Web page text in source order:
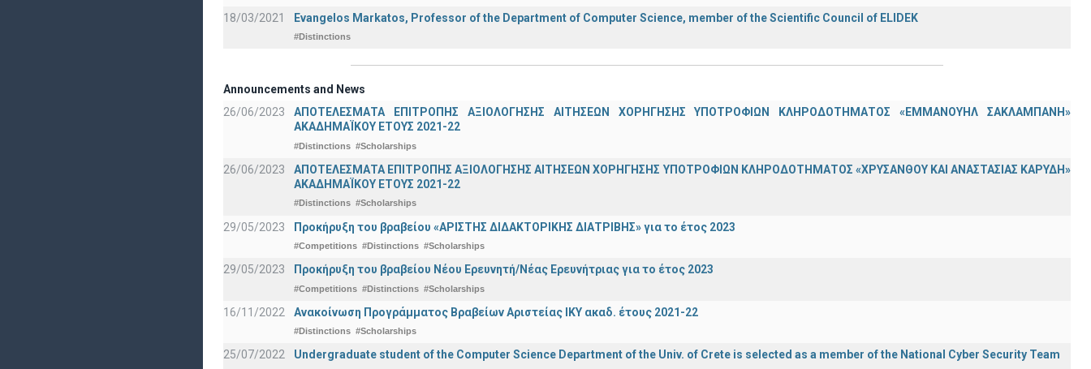
18/03/2021 Evangelos Markatos, Professor of the Department of Computer Science, member of the Scientific Council of ELIDEK
#Distinctions
Announcements and News
26/06/2023
ΑΠΟΤΕΛΕΣΜΑΤΑ ΕΠΙΤΡΟΠΗΣ ΑΞΙΟΛΟΓΗΣΗΣ ΑΙΤΗΣΕΩΝ ΧΟΡΗΓΗΣΗΣ ΥΠΟΤΡΟΦΙΩΝ ΚΛΗΡΟΔΟΤΗΜΑΤΟΣ «ΕΜΜΑΝΟΥΗΛ ΣΑΚΛΑΜΠΑΝΗ»
ΑΚΑΔΗΜΑΪΚΟΥ ΕΤΟΥΣ 2021-22
#Distinctions #Scholarships
26/06/2023
ΑΠΟΤΕΛΕΣΜΑΤΑ ΕΠΙΤΡΟΠΗΣ ΑΞΙΟΛΟΓΗΣΗΣ ΑΙΤΗΣΕΩΝ ΧΟΡΗΓΗΣΗΣ ΥΠΟΤΡΟΦΙΩΝ ΚΛΗΡΟΔΟΤΗΜΑΤΟΣ «ΧΡΥΣΑΝΘΟΥ ΚΑΙ ΑΝΑΣΤΑΣΙΑΣ ΚΑΡΥΔΗ»
ΑΚΑΔΗΜΑΪΚΟΥ ΕΤΟΥΣ 2021-22
#Distinctions #Scholarships
29/05/2023 Προκήρυξη του βραβείου «ΑΡΙΣΤΗΣ ΔΙΔΑΚΤΟΡΙΚΗΣ ΔΙΑΤΡΙΒΗΣ» για το έτος 2023
#Competitions #Distinctions #Scholarships
29/05/2023 Προκήρυξη του βραβείου Νέου Ερευνητή/Νέας Ερευνήτριας για το έτος 2023
#Competitions #Distinctions #Scholarships
16/11/2022 Ανακοίνωση Προγράμματος Βραβείων Αριστείας ΙΚΥ ακαδ. έτους 2021-22
#Distinctions #Scholarships
25/07/2022 Undergraduate student of the Computer Science Department of the Univ. of Crete is selected as a member of the National Cyber Security Team